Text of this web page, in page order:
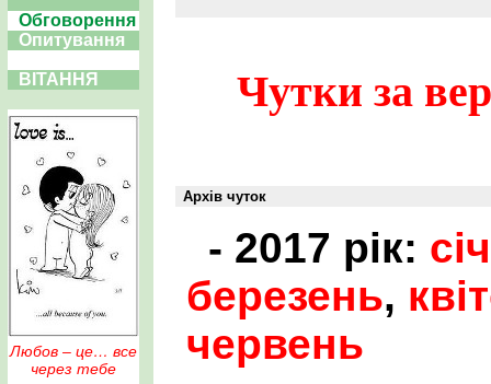
Обговорення
Опитування
ВІТАННЯ
Любов – це… все
через тебе
Чутки за
Архів чуток
- 2017 рік:
березень,
червень